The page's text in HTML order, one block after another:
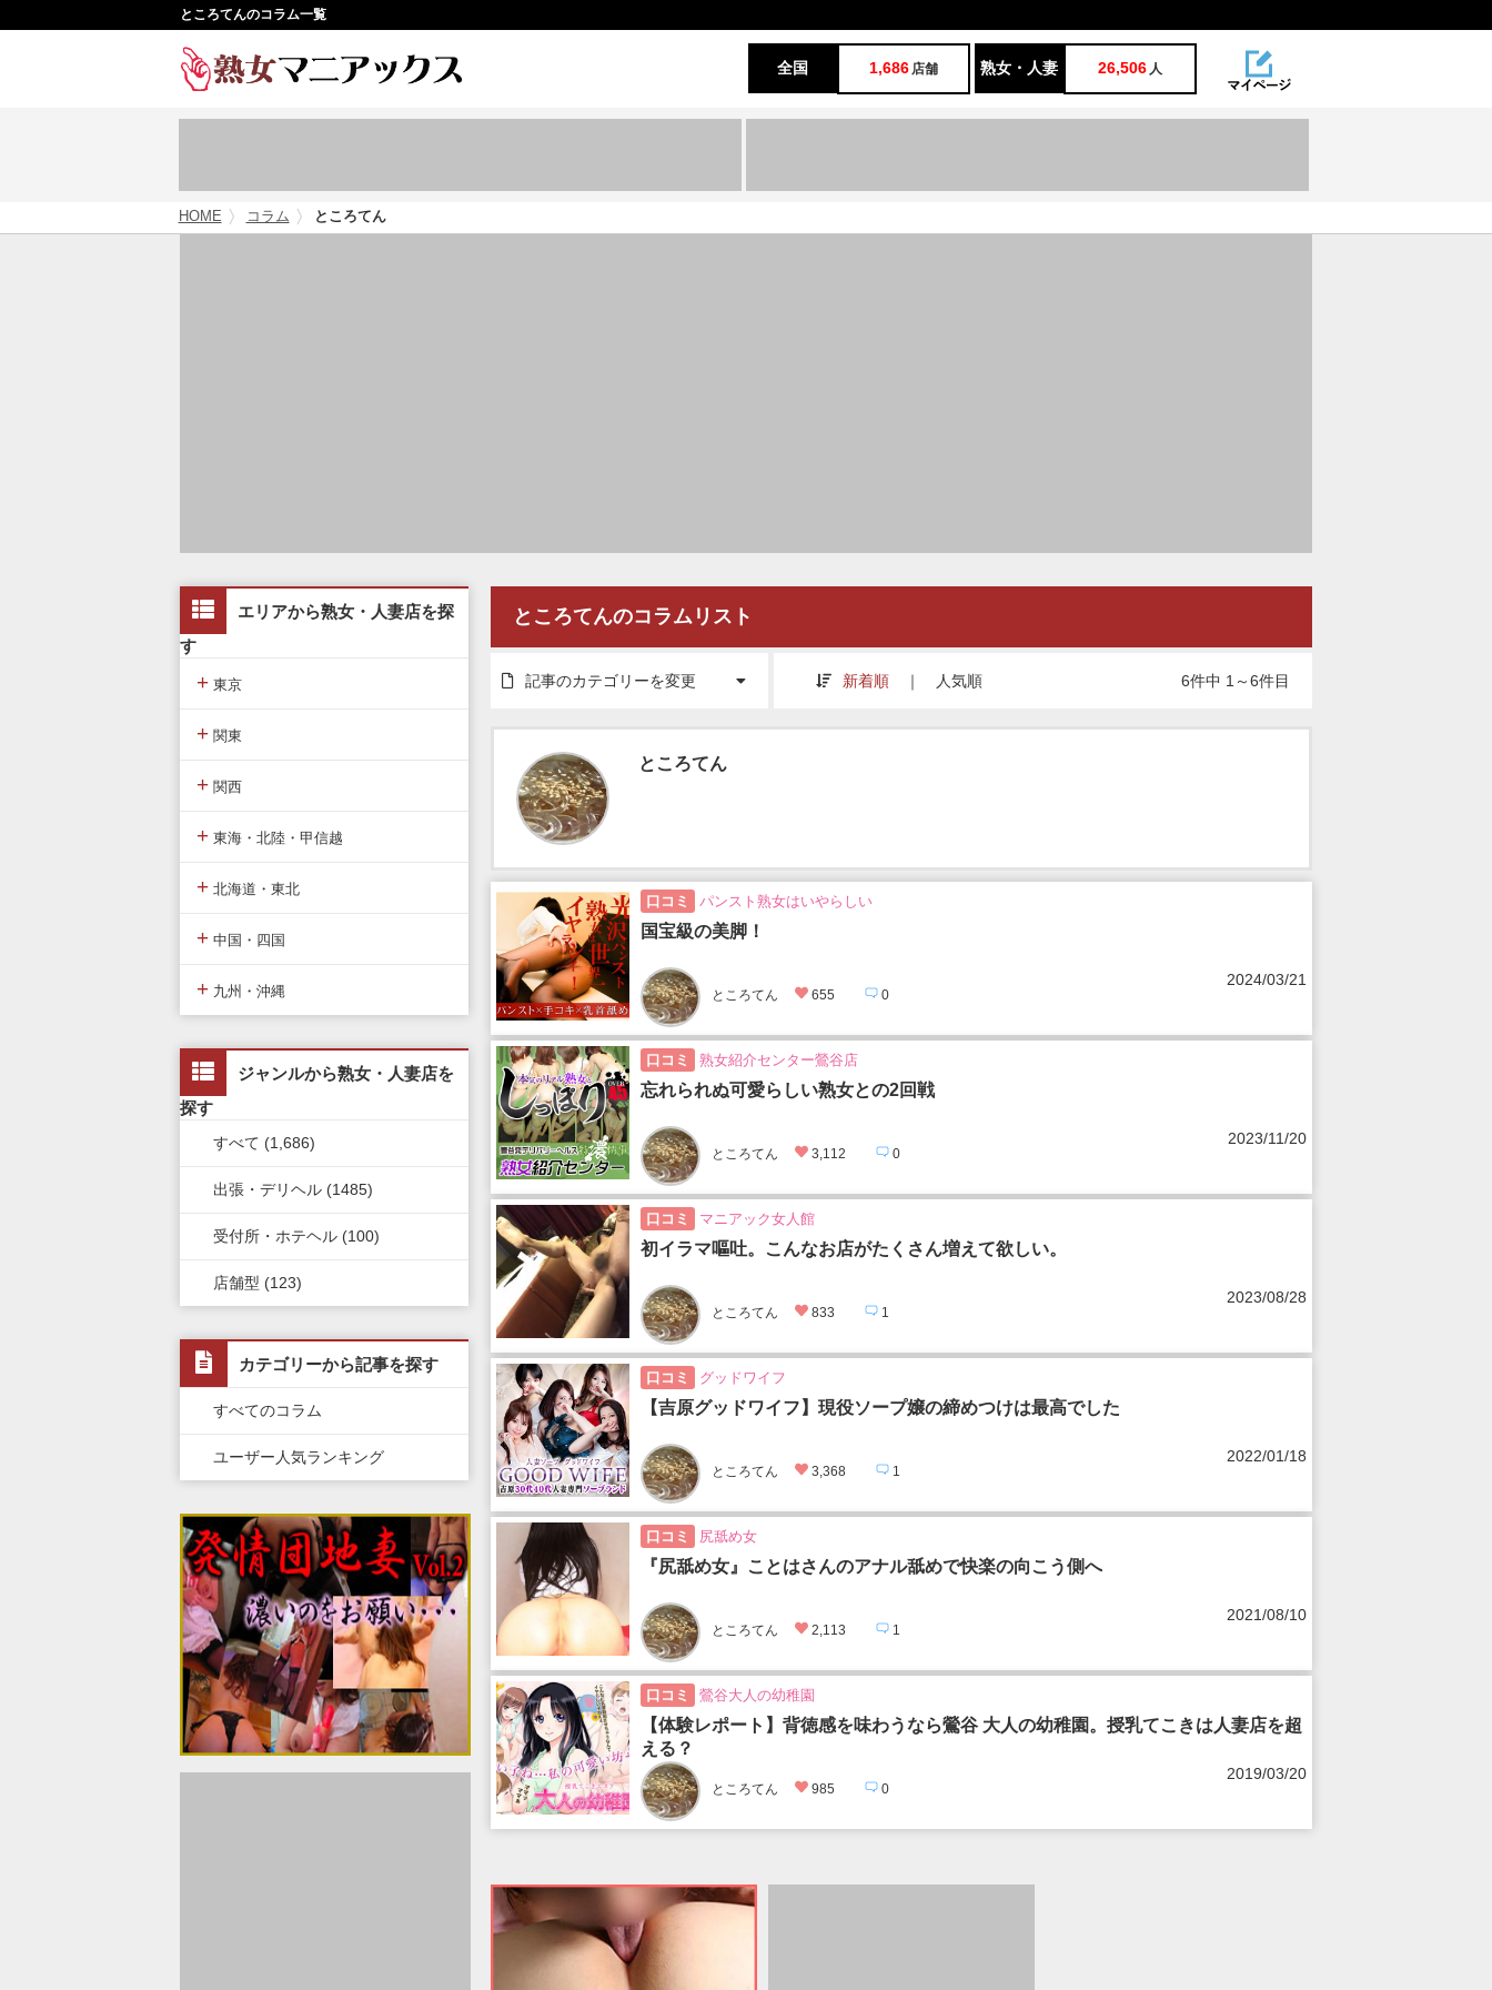
ところてんのコラム一覧
全国 1,686 店舗 熟女・人妻 26,506 人
HOME コラム ところてん
エリアから熟女・人妻店を探
す
+ 東京
東京版TOP
東京全域
渋谷・恵比寿・目黒
新宿・歌舞伎町・新大久保・高
五反田・品川・高輪・蒲田
新橋・汐留・銀座・六本木
+ 関東
関東版TOP
関東全域
埼玉県
神奈川県
千葉県
群馬県
+ 関西
関西版TOP
関西全域
大阪府
京都府
奈良県
和歌山県
+ 東海・北陸・甲信越
東海・北陸・甲信越版TOP
東海・北陸・甲信越全域
愛知県
岐阜県
三重県
山梨県
長野県
石川県
福井県
+ 北海道・東北
北海道・東北版TOP
北海道・東北全域
青森県
秋田県
山形県
岩手県
福島県
+ 中国・四国
中国・四国版TOP
岡山県
鳥取県
島根県
山口県
香川県
愛媛県
+ 九州・沖縄
福岡県
熊本県
佐賀県
長崎県
大分県
鹿児島県
ジャンルから熟女・人妻店を
探す
すべて (1,686)
出張・デリヘル (1485)
受付所・ホテヘル (100)
店舗型 (123)
カテゴリーから記事を探す
すべてのコラム
ユーザー人気ランキング
ところてんのコラムリスト
記事のカテゴリーを変更 新着順 ｜ 人気順 6件中 1～6件目
ところてん
口コミ パンスト熟女はいやらしい
国宝級の美脚！
ところてん 655 0
2024/03/21
口コミ 熟女紹介センター鶯谷店
忘れられぬ可愛らしい熟女との2回戦
ところてん 3,112 0
2023/11/20
口コミ マニアック女人館
初イラマ嘔吐。こんなお店がたくさん増えて欲しい。
ところてん 833 1
2023/08/28
口コミ グッドワイフ
【吉原グッドワイフ】現役ソープ嬢の締めつけは最高でした
ところてん 3,368 1
2022/01/18
口コミ 尻舐め女
『尻舐め女』ことはさんのアナル舐めで快楽の向こう側へ
ところてん 2,113 1
2021/08/10
口コミ 鶯谷大人の幼稚園
【体験レポート】背徳感を味わうなら鶯谷 大人の幼稚園。授乳てこきは人妻店を超
える？
ところてん 985 0
2019/03/20